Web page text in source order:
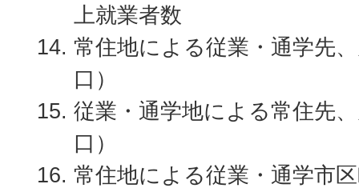
上就業者数
常住地による従業・通学先
口）
従業・通学地による常住先
口）
常住地による従業・通学市